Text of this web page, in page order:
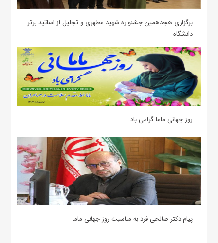
برگزاری هجدهمین جشنواره شهید مطهری و تجلیل از اساتید برتر
دانشگاه
روز جهانی ماما گرامی باد
پیام دکتر صالحی فرد به مناسبت روز جهانی ماما